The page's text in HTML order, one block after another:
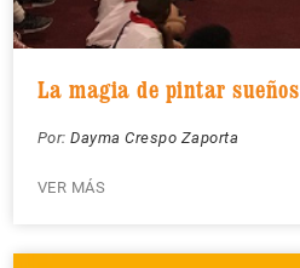
La magia de pintar sueños
Por: Dayma Crespo Zaporta
VER MÁS